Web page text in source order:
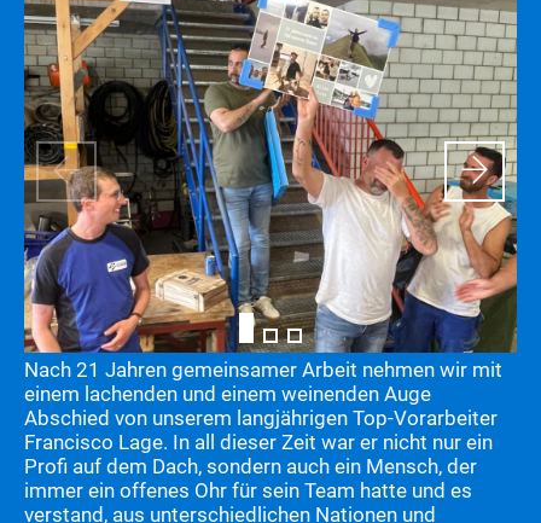
Nach 21 Jahren gemeinsamer Arbeit nehmen wir mit
einem lachenden und einem weinenden Auge
Abschied von unserem langjährigen Top-Vorarbeiter
Francisco Lage. In all dieser Zeit war er nicht nur ein
Profi auf dem Dach, sondern auch ein Mensch, der
immer ein offenes Ohr für sein Team hatte und es
verstand, aus unterschiedlichen Nationen und